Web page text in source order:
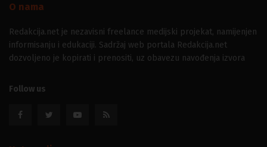
O nama
Redakcija.net je nezavisni freelance medijski projekat, namijenjen
informisanju i edukaciji. Sadržaj web portala Redakcija.net
dozvoljeno je kopirati i prenositi, uz obavezu navođenja izvora
Follow us